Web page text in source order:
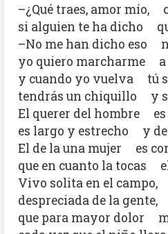
–¿Qué traes, amor mío,
si alguien te ha dicho
–No me han dicho eso
yo quiero marcharme a
y cuando yo vuelva tú
tendrás un chiquillo y
El querer del hombre es
es largo y estrecho y
El de la una mujer es
que en cuanto la tocas
Vivo solita en el
despreciada de la
que para mayor dolor